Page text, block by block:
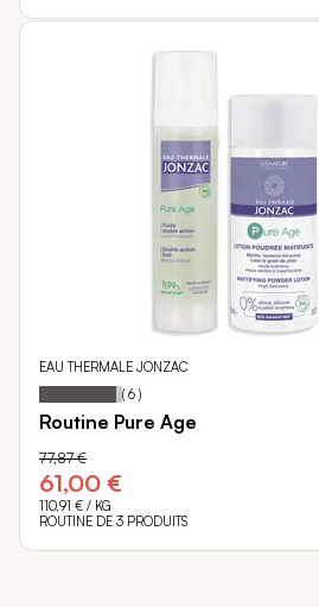
EAU THERMALE JONZAC
Notation: 93%
( 6 )
Routine Pure Age
61,00 €
77,87 €
110,91 € / KG
ROUTINE DE 3 PRODUITS